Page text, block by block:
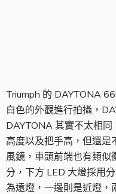
Triumph 的 DAYTONA
白色的外觀進行拍攝，
DAYTONA 其實不太相
高度以及把手高，但還是
風鏡，車頭前端也有類似
分，下方 LED 大燈採用
為遠燈，一邊則是近燈，